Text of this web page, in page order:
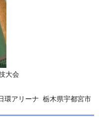
大会
環アリーナ 栃木県宇都宮市